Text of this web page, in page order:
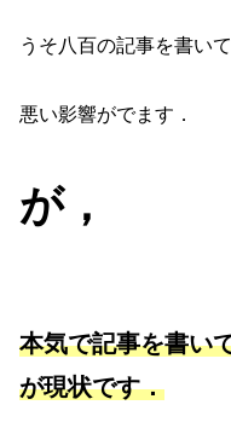
うそ八百の記事を書い
悪い影響がでます．
が，
本気で記事を書い
が現状です．